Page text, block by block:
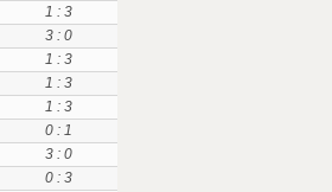
1 : 3
3 : 0
1 : 3
1 : 3
1 : 3
0 : 1
3 : 0
0 : 3